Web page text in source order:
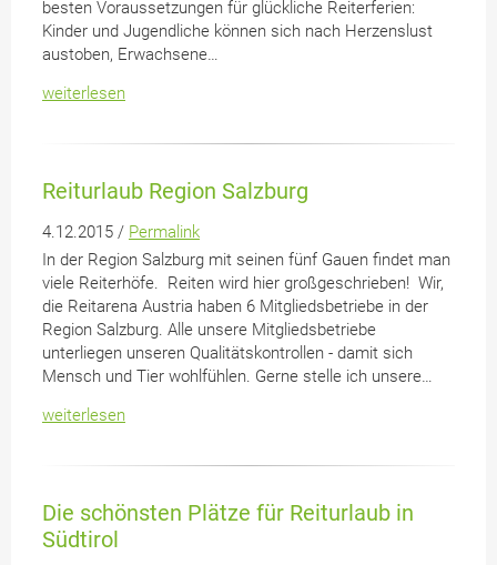
besten Voraussetzungen für glückliche Reiterferien:
Kinder und Jugendliche können sich nach Herzenslust
austoben, Erwachsene…
weiterlesen
Reiturlaub Region Salzburg
4.12.2015 / Permalink
In der Region Salzburg mit seinen fünf Gauen findet man
viele Reiterhöfe. Reiten wird hier großgeschrieben! Wir,
die Reitarena Austria haben 6 Mitgliedsbetriebe in der
Region Salzburg. Alle unsere Mitgliedsbetriebe
unterliegen unseren Qualitätskontrollen - damit sich
Mensch und Tier wohlfühlen. Gerne stelle ich unsere…
weiterlesen
Die schönsten Plätze für Reiturlaub in
Südtirol